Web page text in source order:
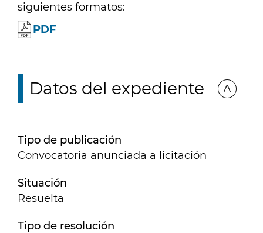
siguientes formatos:
PDF
Datos del expediente
Tipo de publicación
Convocatoria anunciada a licitación
Situación
Resuelta
Tipo de resolución